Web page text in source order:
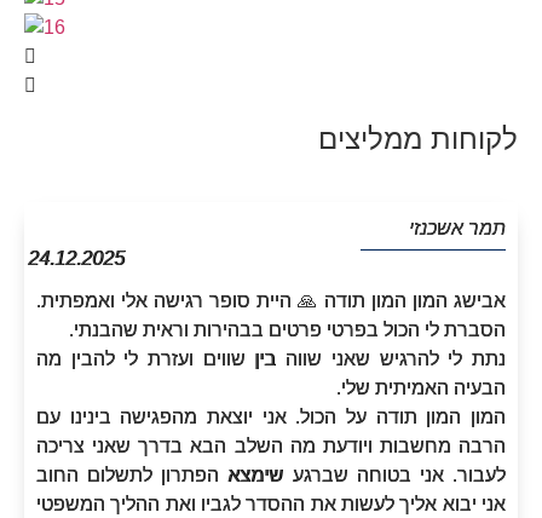
לקוחות ממליצים
אבישג המון המון תודה 🙏 היית סופר רגישה אלי ואמפתית.
הסברת לי הכול בפרטי פרטים בבהירות וראית שהבנתי.
נתת לי להרגיש שאני שווה בין שווים ועזרת לי להבין מה
הבעיה האמיתית שלי.
המון המון תודה על הכול. אני יוצאת מהפגישה בינינו עם
הרבה מחשבות ויודעת מה השלב הבא בדרך שאני צריכה
לעבור. אני בטוחה שברגע שימצא הפתרון לתשלום החוב
אני יבוא אליך לעשות את ההסדר לגביו ואת ההליך המשפטי
תמר אשכנזי
24.12.2025